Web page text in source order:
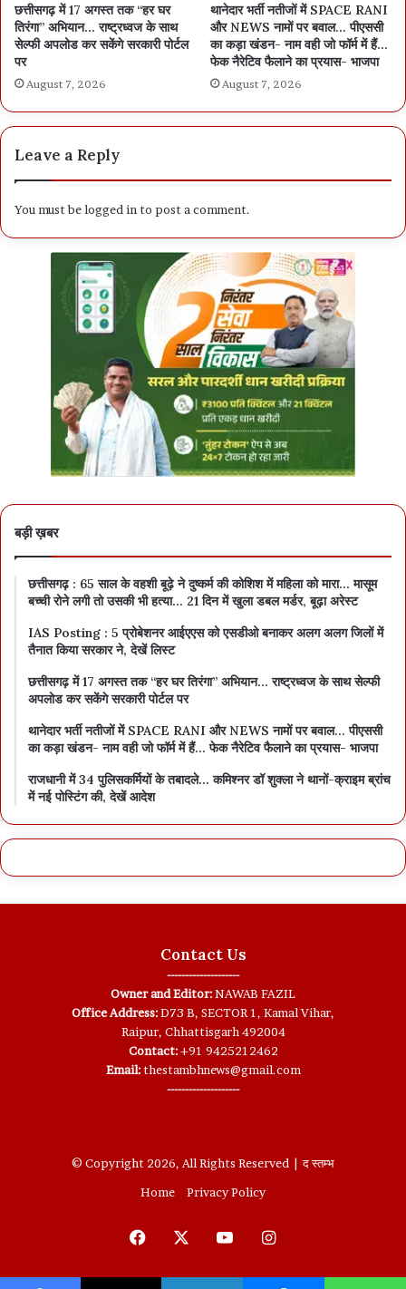
छत्तीसगढ़ में 17 अगस्त तक “हर घर
तिरंगा” अभियान… राष्ट्रध्वज के साथ
सेल्फी अपलोड कर सकेंगे सरकारी पोर्टल
पर
August 7, 2026
थानेदार भर्ती नतीजों में SPACE RANI
और NEWS नामों पर बवाल… पीएससी
का कड़ा खंडन- नाम वही जो फॉर्म में हैं…
फेक नैरेटिव फैलाने का प्रयास- भाजपा
August 7, 2026
Leave a Reply
You must belogged in to post a comment.
बड़ी ख़बर
छत्तीसगढ़ : 65 साल के वहशी बूढ़े ने दुष्कर्म की कोशिश में महिला को मारा… मासूम
बच्ची रोने लगी तो उसकी भी हत्या… 21 दिन में खुला डबल मर्डर, बूढ़ा अरेस्ट
IAS Posting : 5 प्रोबेशनर आईएएस को एसडीओ बनाकर अलग अलग जिलों में
तैनात किया सरकार ने, देखें लिस्ट
छत्तीसगढ़ में 17 अगस्त तक “हर घर तिरंगा” अभियान… राष्ट्रध्वज के साथ सेल्फी
अपलोड कर सकेंगे सरकारी पोर्टल पर
थानेदार भर्ती नतीजों में SPACE RANI और NEWS नामों पर बवाल… पीएससी
का कड़ा खंडन- नाम वही जो फॉर्म में हैं… फेक नैरेटिव फैलाने का प्रयास- भाजपा
राजधानी में 34 पुलिसकर्मियों के तबादले… कमिश्नर डॉ शुक्ला ने थानों-क्राइम ब्रांच
में नई पोस्टिंग की, देखें आदेश
Contact Us
--------------------
Owner and Editor:NAWAB FAZIL
Office Address:D73 B, SECTOR 1, Kamal Vihar,
Raipur, Chhattisgarh 492004
Contact:+91 9425212462
Email:thestambhnews@gmail.com
--------------------
© Copyright 2026, All Rights Reserved | द स्तम्भ
Home
Privacy Policy
Facebook YouTubeInstagram